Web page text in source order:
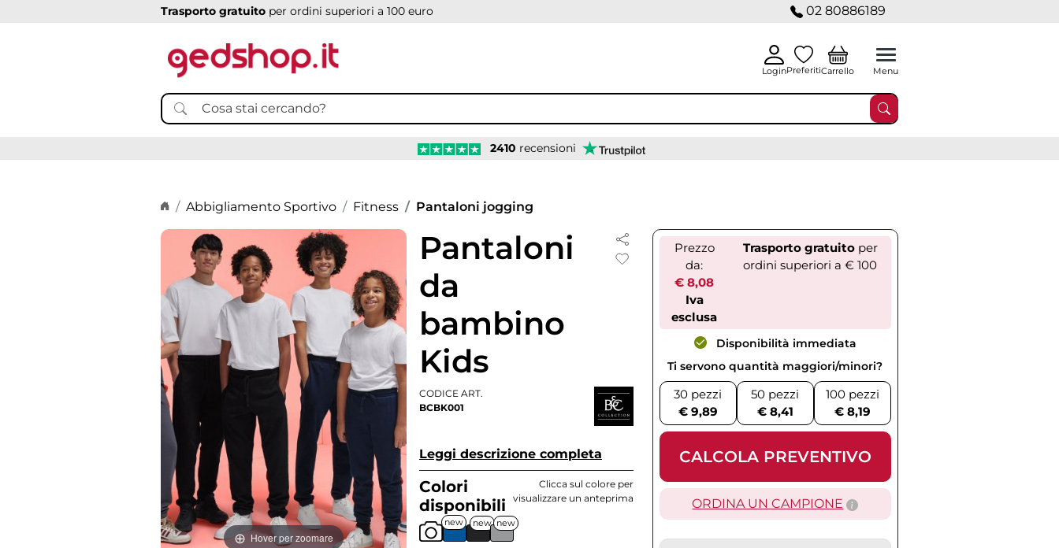
Trasporto gratuito per ordini superiori a 100 euro 02 80886189
LoginPreferitiCarrello Menu
2410 recensioni
Home page
Abbigliamento Sportivo Fitness Pantaloni jogging
Hover per zoomare
Pantaloni
da
bambino
Kids
CODICE ART.
BCBK001
Leggi descrizione completa
Colori
disponibili
Clicca sul colore per
visualizzare un anteprima
new new new
Prezzo
da:
€ 8,08
Iva
esclusa
Trasporto gratuitoper
ordini superiori a € 100
Disponibilità immediata
Ti servono quantità maggiori/minori?
30 pezzi
€ 9,89
50 pezzi
€ 8,41
100 pezzi
€ 8,19
CALCOLA PREVENTIVO
ORDINA UN CAMPIONE